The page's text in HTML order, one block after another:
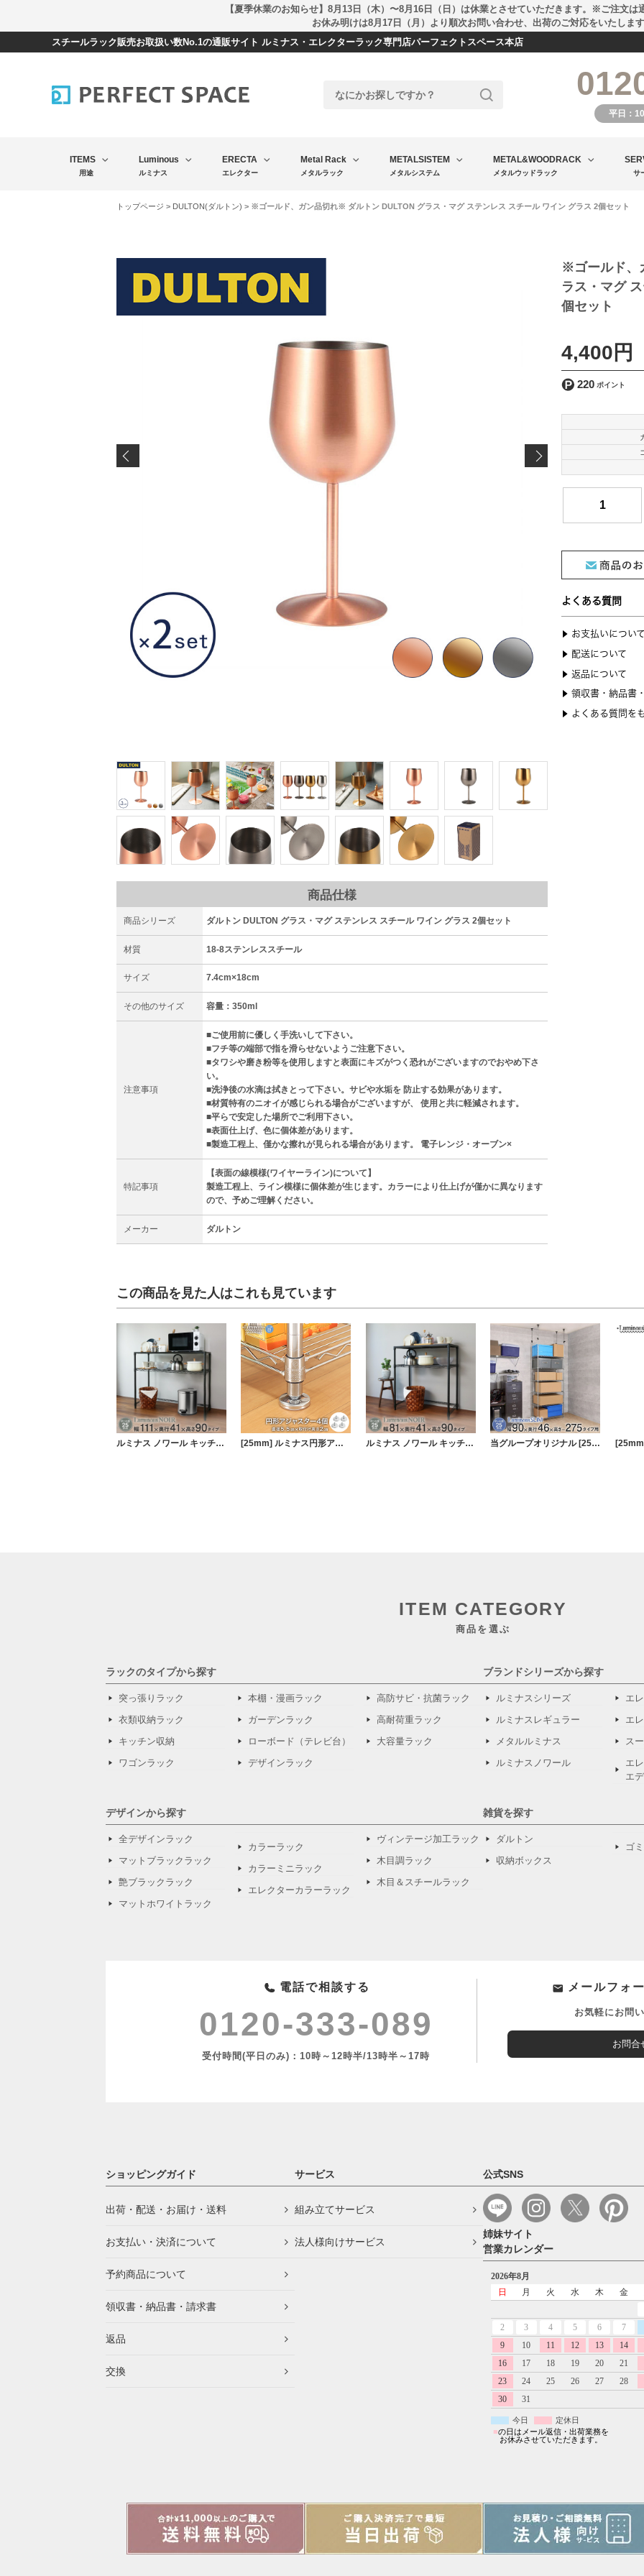
【夏季休業のお知らせ】8月13日（木）〜8月16日（日）は休業とさせていただきます。※ご注文は
お休み明けは8月17日（月）より順次お問い合わせ、出荷のご対応をいたします
スチールラック販売お取扱い数No.1の通販サイト ルミナス・エレクターラック専門店パーフェクトスペース本店
平日：
ITEMS
用途
Luminous
ルミナス
ERECTA
エレクター
Metal Rack
メタルラック
METALSISTEM
メタルシステム
METAL&WOODRACK
メタルウッドラック サ
トップページ > DULTON(ダルトン) > ※ゴールド、ガン品切れ※ ダルトン DULTON グラス・マグ ステンレス スチール ワイン グラス 2個セット
素材の質感や
商品仕様
商品シリーズ ダルトン DULTON グラス・マグ ステンレス スチール ワイン グラス 2個セット
材質 18-8ステンレススチール
サイズ 7.4cm×18cm
その他のサイズ 容量：350ml
注意事項
■ご使用前に優しく手洗いして下さい。
■フチ等の端部で指を滑らせないようご注意下さい。
■タワシや磨き粉等を使用しますと表面にキズがつく恐れがございますのでおやめ下さ
い。
■洗浄後の水滴は拭きとって下さい。サビや水垢を 防止する効果があります。
■材質特有のニオイが感じられる場合がございますが、 使用と共に軽減されます。
■平らで安定した場所でご利用下さい。
■表面仕上げ、色に個体差があります。
■製造工程上、僅かな擦れが見られる場合があります。 電子レンジ・オーブン×
特記事項
【表面の線模様(ワイヤーライン)について】
製造工程上、ライン模様に個体差が生じます。カラーにより仕上げが僅かに異なります
ので、予めご理解ください。
メーカー ダルトン
※ゴールド、
ラス・マグ
個セット
4,400円
220
この商品を見た人はこれも見ています
ルミナス ノワール キッチンラック キッチンボード ウッドシェルフ天板 2段 幅111×奥行41×高さ90cm [25mm] ルミナス円形アジャスター4個セット (ラック1台分) ルミナス ノワール キッチンラック キッチンボード ウッドシェルフ天板 2段 幅81×奥行41×高さ90cm 当グループオリジナル [25mm] 幅90 6段 ルミナススリム 突っ張りラック